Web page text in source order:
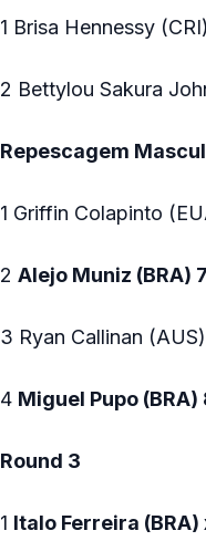
1 Brisa Hennessy
2 Bettylou Sakura
Repescagem
1 Griffin Colapinto
2 Alejo Muniz (BRA)
3 Ryan Callinan
4 Miguel Pupo (BRA)
Round 3
1 Italo Ferreira